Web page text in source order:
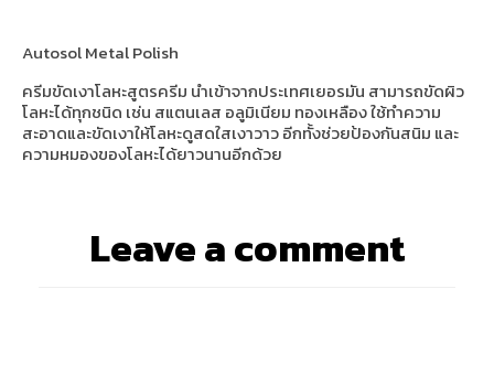
Autosol Metal Polish
ครีมขัดเงาโลหะสูตรครีม นำเข้าจากประเทศเยอรมัน สามารถขัดผิว
โลหะได้ทุกชนิด เช่น สแตนเลส อลูมิเนียม ทองเหลือง ใช้ทำความ
สะอาดและขัดเงาให้โลหะดูสดใสเงาวาว อีกทั้งช่วยป้องกันสนิม และ
ความหมองของโลหะได้ยาวนานอีกด้วย
Leave a comment